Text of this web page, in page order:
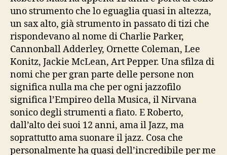
uno strumento che lo eguaglia quasi in altezza,
un sax alto, già strumento in passato di tizi che
rispondevano al nome di Charlie Parker,
Cannonball Adderley, Ornette Coleman, Lee
Konitz, Jackie McLean, Art Pepper. Una sfilza di
nomi che per gran parte delle persone non
significa nulla ma che per ogni jazzofilo
significa l’Empireo della Musica, il Nirvana
sonico degli strumenti a fiato. E Roberto,
dall’alto dei suoi 12 anni, ama il Jazz, ma
soprattutto ama suonare il jazz. Cosa che
personalmente ha quasi dell’incredibile per me